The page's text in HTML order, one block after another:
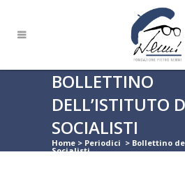
BOLLETTINO
DELL’ISTITUTO
SOCIALISTI
Home > Periodici > Bollettino
Socialisti